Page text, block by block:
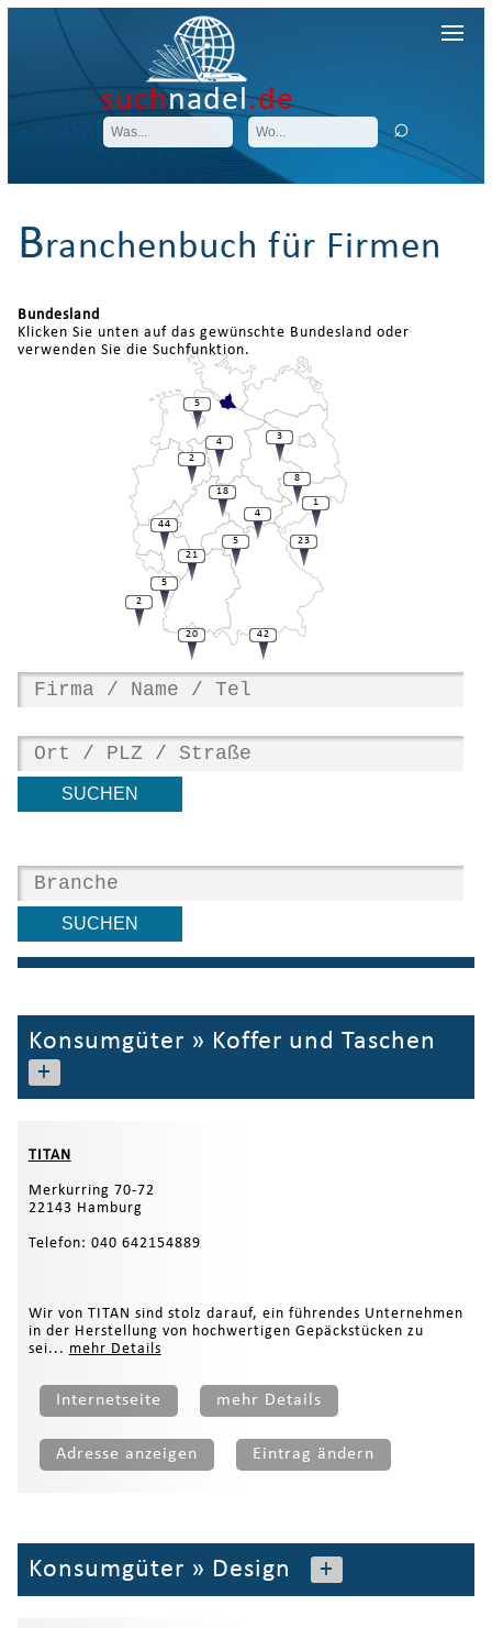
suchnadel.de
Branchenbuch für Firmen
Bundesland
Klicken Sie unten auf das gewünschte Bundesland oder
verwenden Sie die Suchfunktion.
23
1
44
8
4
3
4
5
2
18
2
21
5
20
5
42
Konsumgüter » Koffer und Taschen
+
TITAN
Merkurring 70-72
22143 Hamburg
Telefon: 040 642154889
Wir von TITAN sind stolz darauf, ein führendes Unternehmen
in der Herstellung von hochwertigen Gepäckstücken zu
sei... mehr Details
Internetseite mehr Details
Adresse anzeigen Eintrag ändern
Konsumgüter » Design +